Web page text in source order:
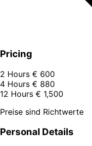
Pricing
2 Hours € 600
4 Hours € 880
12 Hours € 1,500
Preise sind Richtwerte
Personal Details